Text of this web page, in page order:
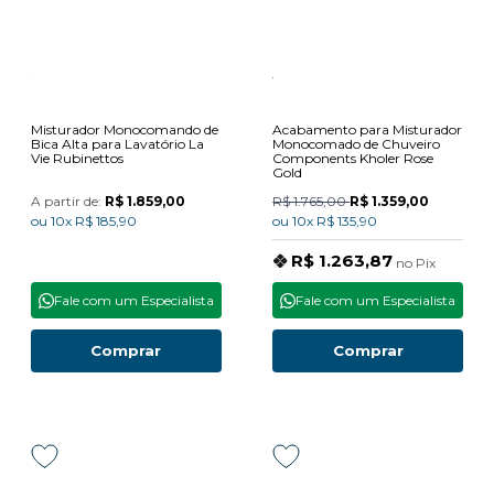
Misturador Monocomando de
Bica Alta para Lavatório La
Vie Rubinettos
A partir de: R$ 1.859,00
ou 10x R$ 185,90
Comprar
Fale com um Especialista
Acabamento para Misturador
Monocomado de Chuveiro
Components Kholer Rose
Gold
R$ 1.765,00R$ 1.359,00
ou 10x R$ 135,90
R$ 1.263,87 no Pix
Comprar
Fale com um Especialista